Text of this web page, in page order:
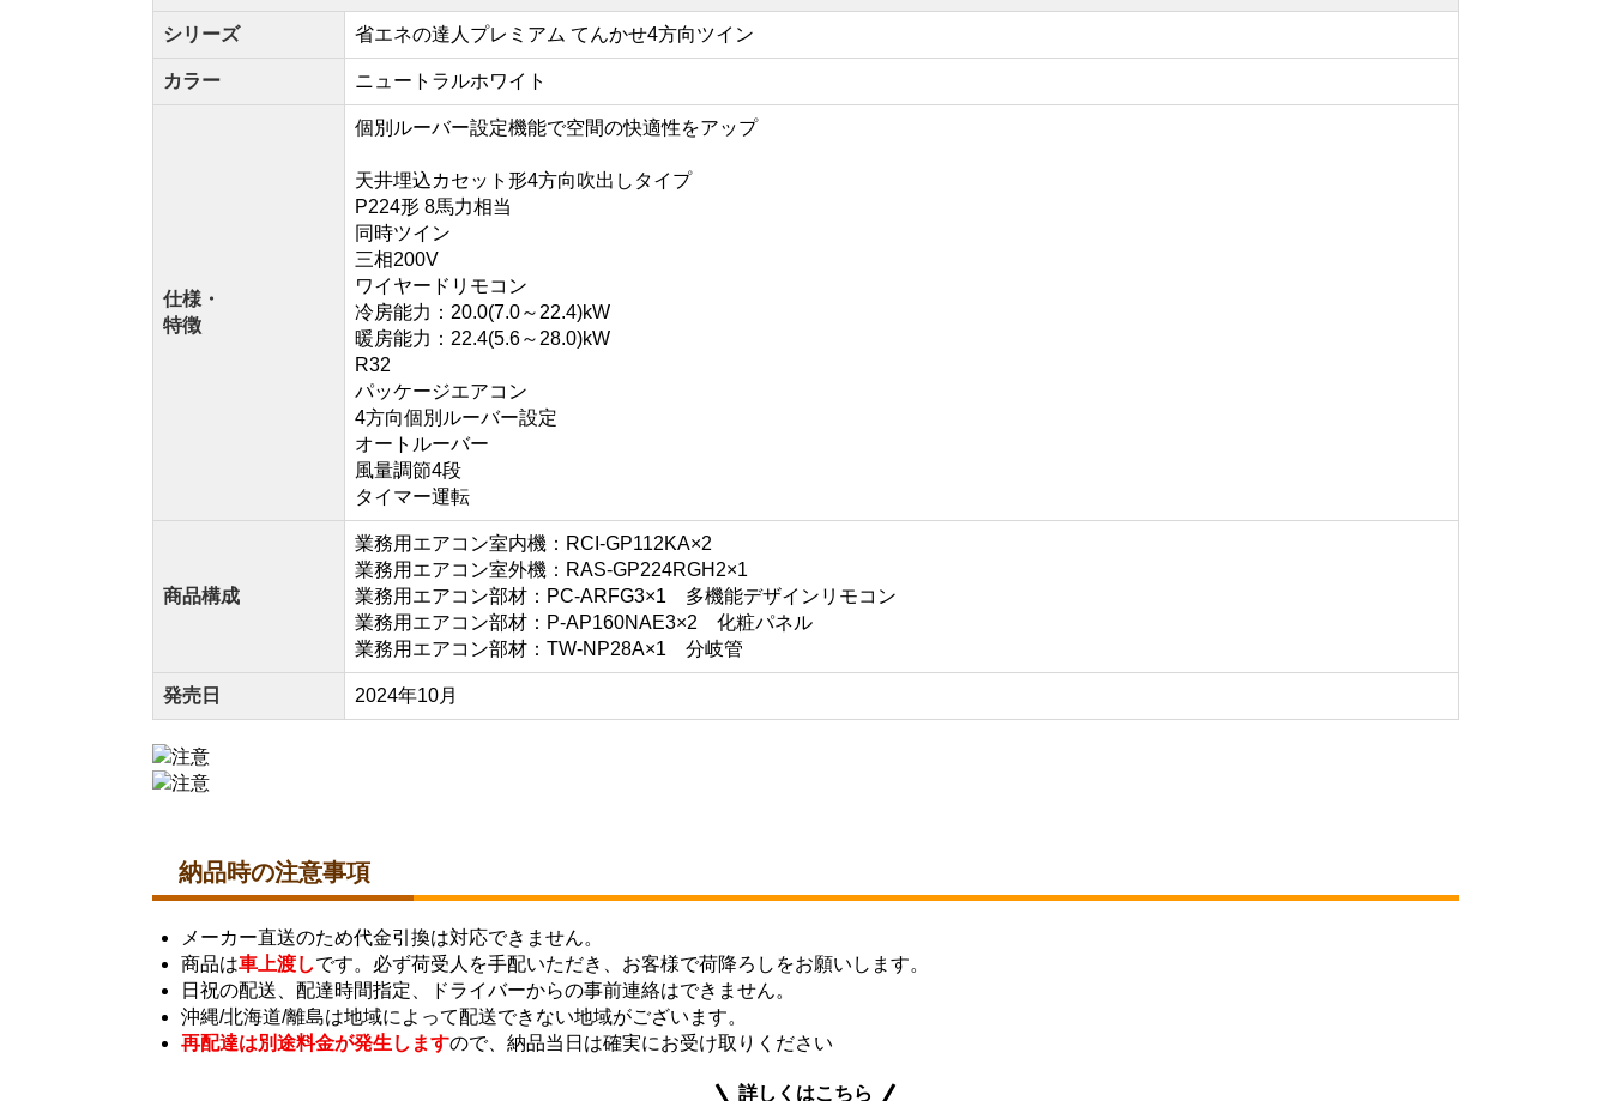
シリーズ 省エネの達人プレミアム てんかせ4方向ツイン
カラー ニュートラルホワイト
仕様・
特徴
個別ルーバー設定機能で空間の快適性をアップ
天井埋込カセット形4方向吹出しタイプ
P224形 8馬力相当
同時ツイン
三相200V
ワイヤードリモコン
冷房能力：20.0(7.0～22.4)kW
暖房能力：22.4(5.6～28.0)kW
R32
パッケージエアコン
4方向個別ルーバー設定
オートルーバー
風量調節4段
タイマー運転
商品構成
業務用エアコン室内機：RCI-GP112KA×2
業務用エアコン室外機：RAS-GP224RGH2×1
業務用エアコン部材：PC-ARFG3×1 多機能デザインリモコン
業務用エアコン部材：P-AP160NAE3×2 化粧パネル
業務用エアコン部材：TW-NP28A×1 分岐管
発売日 2024年10月
納品時の注意事項
メーカー直送のため代金引換は対応できません。
商品は車上渡しです。必ず荷受人を手配いただき、お客様で荷降ろしをお願いします。
日祝の配送、配達時間指定、ドライバーからの事前連絡はできません。
沖縄/北海道/離島は地域によって配送できない地域がございます。
再配達は別途料金が発生しますので、納品当日は確実にお受け取りください
詳しくはこちら